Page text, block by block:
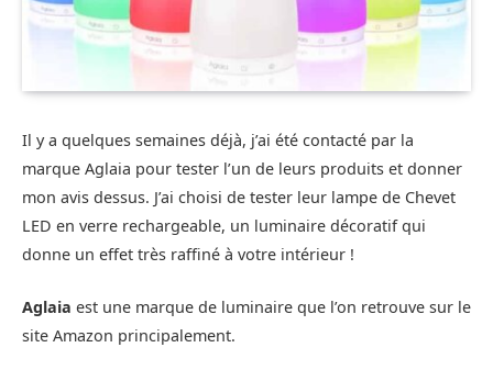
Il y a quelques semaines déjà, j’ai été contacté par la
marque Aglaia pour tester l’un de leurs produits et donner
mon avis dessus. J’ai choisi de tester leur lampe de Chevet
LED en verre rechargeable, un luminaire décoratif qui
donne un effet très raffiné à votre intérieur !
Aglaia est une marque de luminaire que l’on retrouve sur le
site Amazon principalement.